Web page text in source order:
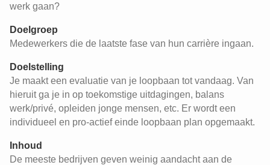
werk gaan?
Doelgroep
Medewerkers die de laatste fase van hun carrière ingaan.
Doelstelling
Je maakt een evaluatie van je loopbaan tot vandaag. Van
hieruit ga je in op toekomstige uitdagingen, balans
werk/privé, opleiden jonge mensen, etc. Er wordt een
individueel en pro-actief einde loopbaan plan opgemaakt.
Inhoud
De meeste bedrijven geven weinig aandacht aan de